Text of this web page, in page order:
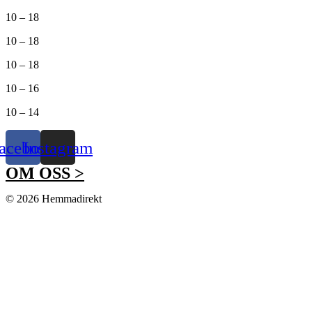
10 – 18
10 – 18
10 – 18
10 – 16
10 – 14
Instagram
OM OSS >
© 2026 Hemmadirekt